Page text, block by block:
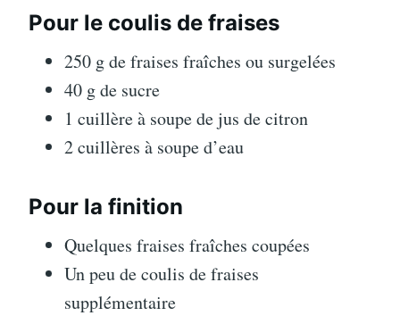
Pour le coulis de fraises
250 g de fraises fraîches ou surgelées
40 g de sucre
1 cuillère à soupe de jus de citron
2 cuillères à soupe d’eau
Pour la finition
Quelques fraises fraîches coupées
Un peu de coulis de fraises
supplémentaire